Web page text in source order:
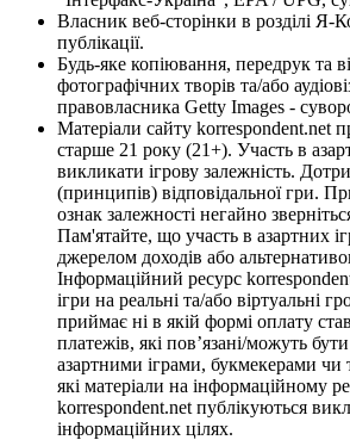
Власник веб-сторінки в розділі Я-
публікації.
Будь-яке копіювання, передрук та
фотографічних творів та/або
правовласника Getty Images -
Матеріали сайту korrespondent.net
старше 21 року (21+). Участь в
викликати ігрову залежність.
(принципів) відповідальної гри.
ознак залежності негайно
Пам'ятайте, що участь в азартних
джерелом доходів або
Інформаційний ресурс
ігри на реальні та/або віртуальні
приймає ні в якій формі оплату
платежів, які пов’язані/можуть бути
азартними іграми, букмекерами чи
які матеріали на інформаційному
korrespondent.net публікуються
інформаційних цілях.